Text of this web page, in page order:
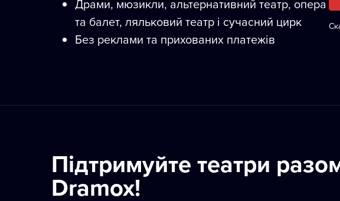
Драми, мюзикли, альтернативний театр, опера
та балет, ляльковий театр і сучасний цирк
Без реклами та прихованих платежів
Підтримуйте театри
Dramox!